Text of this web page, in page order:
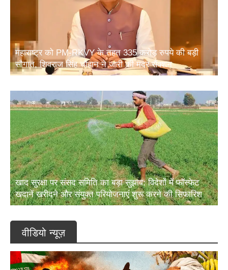
महाराष्ट्र को PM-RKVY के तहत 335 करोड़ रुपये की बड़ी
सौगात, शिवराज सिंह चौहान ने जारी की मदर सैंक्शन
खाद सुरक्षा पर संसद समिति का बड़ा सुझाव: विदेशों में फॉस्फेट
खदानें खरीदने और संयुक्त परियोजनाएं शुरू करने की सिफारिश
वीडियो न्यूज़